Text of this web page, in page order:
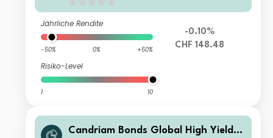
Jährliche Rendite
-50% 0% +50%
Risiko-Level
1 10
-0.10%
CHF 148.48
Candriam Bonds Global High Yield C